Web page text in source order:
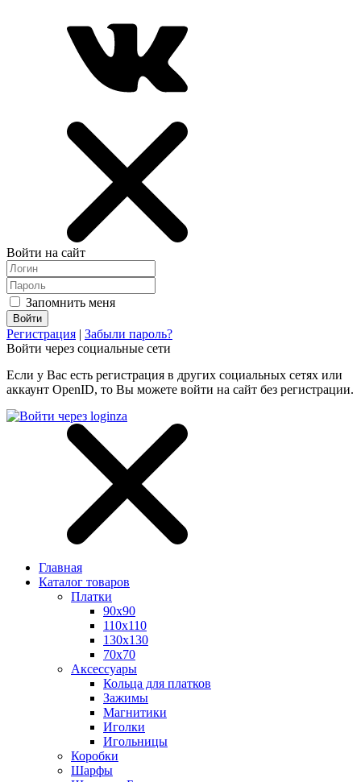
Войти на сайт
Запомнить меня
Регистрация | Забыли пароль?
Войти через социальные сети
Если у Вас есть регистрация в других социальных сетях или
аккаунт OpenID, то Вы можете войти на сайт без регистрации.
Главная
Каталог товаров
Платки
90x90
110x110
130x130
70х70
Аксессуары
Кольца для платков
Зажимы
Магнитики
Иголки
Игольницы
Коробки
Шарфы